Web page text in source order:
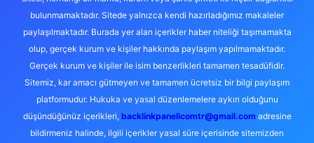
bulunmamaktadır. Sitede yalnızca kendi hazırladığımız makaleler
paylaşılmaktadır. Burada yer alan içerikler haber niteliği taşımamakta
olup, gerçek kurum ve kişiler hakkında paylaşım yapılmamaktadır.
Gerçek kurum ve kişiler ile isim benzerlikleri tamamen tesadüfidir.
Sitemiz, kar amacı gütmeyen ve tamamen ücretsiz bir bilgi paylaşım
platformudur. Hukuka ve yasal düzenlemelere aykırı olduğunu
düşündüğünüz içerikleri, backlinkpanelicomtr@gmail.comadresine
bildirmeniz halinde, ilgili içerikler yasal süre içerisinde sitemizden